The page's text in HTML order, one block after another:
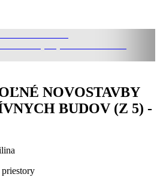
NOVOSTAVBY
BUDOV (Z 5) -